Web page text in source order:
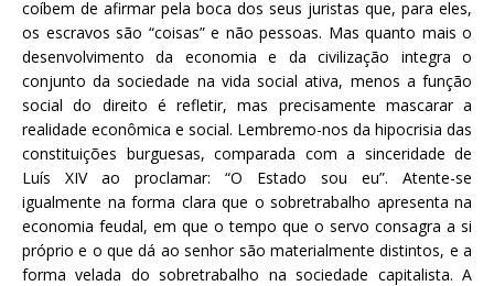
coíbem de afirmar pela boca dos seus juristas que, para eles,
os escravos são “coisas” e não pessoas. Mas quanto mais o
desenvolvimento da economia e da civilização integra o
conjunto da sociedade na vida social ativa, menos a função
social do direito é refletir, mas precisamente mascarar a
realidade econômica e social. Lembremo-nos da hipocrisia das
constituições burguesas, comparada com a sinceridade de
Luís XIV ao proclamar: “O Estado sou eu”. Atente-se
igualmente na forma clara que o sobretrabalho apresenta na
economia feudal, em que o tempo que o servo consagra a si
próprio e o que dá ao senhor são materialmente distintos, e a
forma velada do sobretrabalho na sociedade capitalista. A